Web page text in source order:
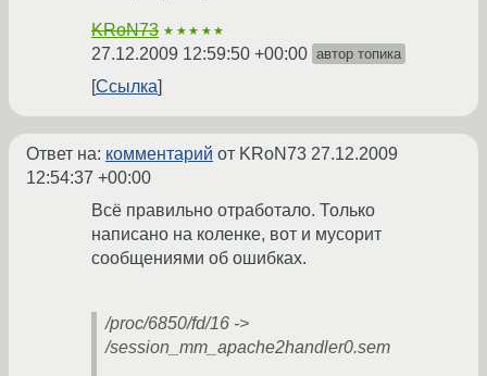
KRoN73 ★★★★★
27.12.2009 12:59:50 +00:00 автор топика
Ссылка
Ответ на: комментарий от KRoN73 27.12.2009
12:54:37 +00:00
Всё правильно отработало. Только
написано на коленке, вот и мусорит
сообщениями об ошибках.
/proc/6850/fd/16 ->
/session_mm_apache2handler0.sem